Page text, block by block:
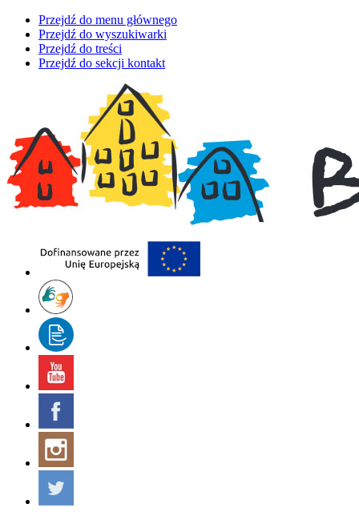
Przejdź do menu głównego
Przejdź do wyszukiwarki
Przejdź do treści
Przejdź do sekcji kontakt